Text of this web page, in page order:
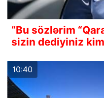
“Bu sözlərim
sizin dediyiniz
10:40